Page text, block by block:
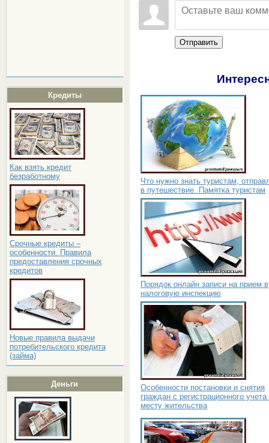
Кредиты
Как взять кредит
безработному
Срочные кредиты –
особенности. Правила
предоставления срочных
кредитов
Новые правила выдачи
потребительского кредита
(займа)
Деньги
Отправить
Что нужно знать туристам,
в путешествие. Памятка туристам
Порядок онлайн записи на прием в
налоговую инспекцию
Особенности постановки и снятия
граждан с регистрационного учета
месту жительства